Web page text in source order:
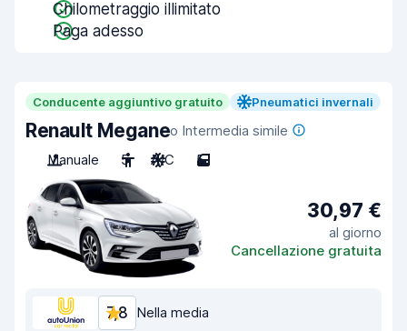
Chilometraggio illimitato
Paga adesso
Conducente aggiuntivo gratuito Pneumatici invernali
Renault Meganeo Intermedia simile
Manuale
5 A/C 5
30,97 €
al giorno
Cancellazione gratuita
7,8 Nella media